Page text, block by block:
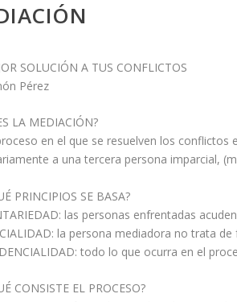
SOLUCIÓN A TUS CONFLICTOS
Pérez
LA MEDIACIÓN?
en el que se resuelven los
a una tercera persona imparcial,
PRINCIPIOS SE BASA?
las personas enfrentadas
la persona mediadora no trata
todo lo que ocurra en el
CONSISTE EL PROCESO?